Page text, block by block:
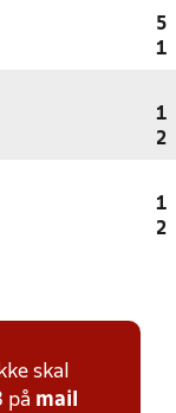
5
1
1
2
1
2
skal
på mail